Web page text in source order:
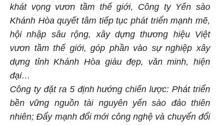
khát vọng vươn tầm thế giới, Công ty Yến sào
Khánh Hòa quyết tâm tiếp tục phát triển mạnh mẽ,
hội nhập sâu rộng, xây dựng thương hiệu Việt
vươn tầm thế giới, góp phần vào sự nghiệp xây
dựng tỉnh Khánh Hòa giàu đẹp, văn minh, hiện
đại…
Công ty đặt ra 5 định hướng chiến lược: Phát triển
bền vững nguồn tài nguyên yến sào đảo thiên
nhiên; Đẩy mạnh đổi mới công nghệ và chuyển đổi